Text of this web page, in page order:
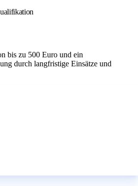
bis zu 500 Euro und ein
durch langfristige Einsätze und